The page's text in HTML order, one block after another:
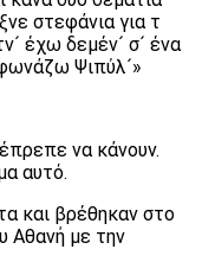
στεφάνια για τ
έχω δεμέν´ σ´ ένα
Ψιπύλ´»
να κάνουν.
αυτό.
και βρέθηκαν στο
Αθανή με την